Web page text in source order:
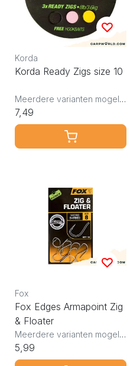
Korda
Korda Ready Zigs size 10
Meerdere varianten mogelijk
7,49
Fox
Fox Edges Armapoint Zig
& Floater
Meerdere varianten mogelijk
5,99